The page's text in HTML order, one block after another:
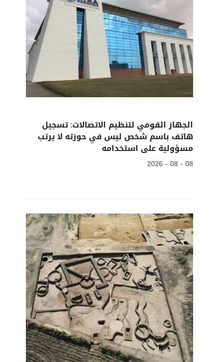
الجهاز القومي لتنظيم الاتصالات: تسجيل
هاتف باسم شخص ليس في حوزته لا يرتب
مسؤولية على استخدامه
08 - 08 - 2026